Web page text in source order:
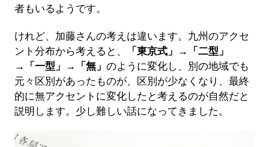
者もいるようです。
けれど、加藤さんの考えは違います。九州のアクセ
ント分布から考えると、
「東京式」→「二型」
→「一型」→「無」 のように変化し、別の地域でも
元々区別があったものが、区別が少なくなり、最終
的に無アクセントに変化したと考えるのが自然だと
説明します。少し難しい話になってきました。